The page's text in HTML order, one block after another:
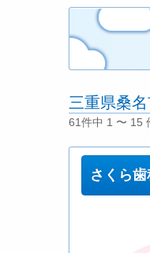
三重県桑
61件中 1 〜 15
さくら